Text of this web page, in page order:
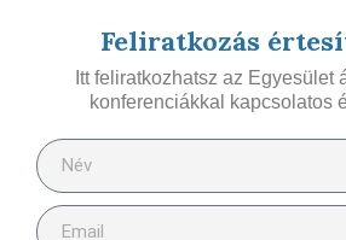
Feliratkozás
Itt feliratkozhatsz az Egyesület
konferenciákkal kapcsolatos